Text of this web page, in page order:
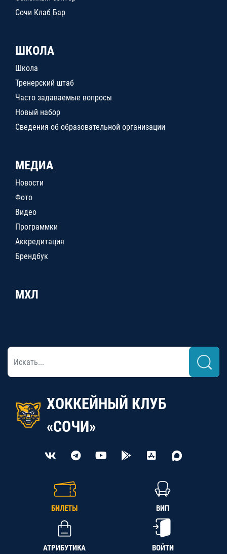
Сочи Клаб Бар
ШКОЛА
Школа
Тренерский штаб
Часто задаваемые вопросы
Новый набор
Сведения об образовательной организации
МЕДИА
Новости
Фото
Видео
Программки
Аккредитация
Брендбук
МХЛ
ХОККЕЙНЫЙ КЛУБ
«СОЧИ»
БИЛЕТЫ ВИП
АТРИБУТИКА ВОЙТИ